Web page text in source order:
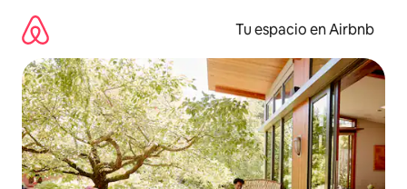
contenido
Tu espacio en Airbnb